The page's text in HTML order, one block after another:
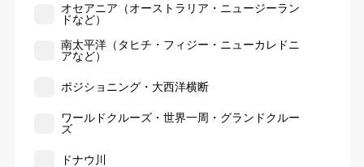
オセアニア（オーストラリア・ニュージーラン
ドなど）
南太平洋（タヒチ・フィジー・ニューカレドニ
アなど）
ポジショニング・大西洋横断
ワールドクルーズ・世界一周・グランドクルー
ズ
ドナウ川